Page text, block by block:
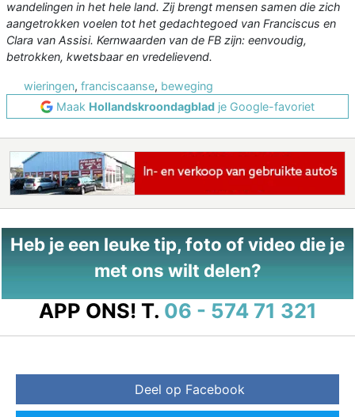
wandelingen in het hele land. Zij brengt mensen samen die zich
aangetrokken voelen tot het gedachtegoed van Franciscus en
Clara van Assisi. Kernwaarden van de FB zijn: eenvoudig,
betrokken, kwetsbaar en vredelievend.
wieringen, franciscaanse, beweging
Maak Hollandskroondagblad je Google-favoriet
Heb je een leuke tip, foto of video die je
met ons wilt delen?
APP ONS! T. 06 - 574 71 321
Deel op Facebook